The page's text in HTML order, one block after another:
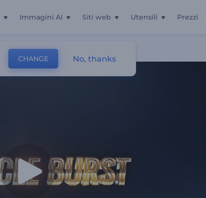
Immagini AI Siti web Utensili Prezzi
CHANGE No, thanks